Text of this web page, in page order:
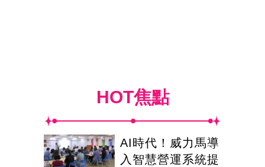
HOT焦點
AI時代！威力馬導
入智慧營運系統提